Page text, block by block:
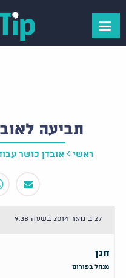
תביעה
ראשי אובדן כושר
27 בינואר 2014 בשעה 9:38
חנן
מנהל בפורום